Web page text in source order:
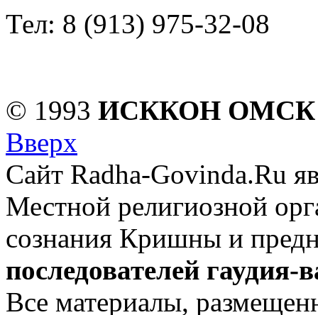
Тел: 8 (913) 975-32-08
© 1993 ИСККОН ОМСК
Вверх
Сайт Radha-Govinda.Ru
Местной религиозной
сознания Кришны и
последователей
Все материалы,